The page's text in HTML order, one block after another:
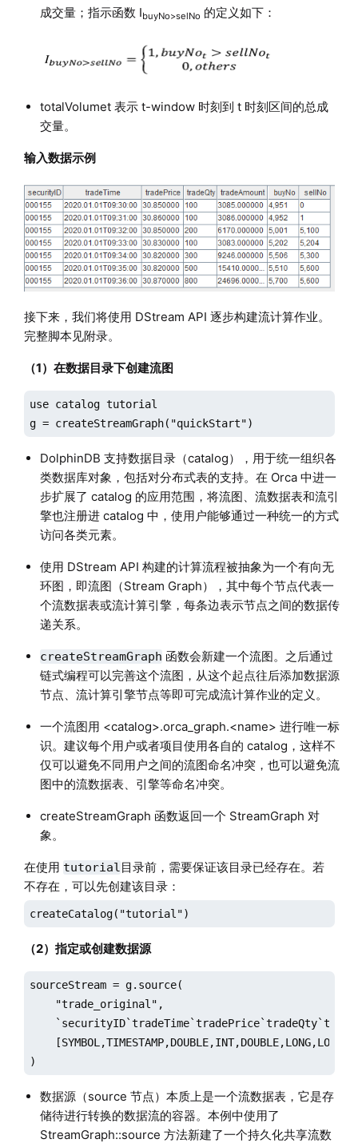
成交量；指示函数 IbuyNo>selNo 的定义如下：
totalVolumet 表示 t-window 时刻到 t 时刻区间的总成
交量。
输入数据示例
接下来，我们将使用 DStream API 逐步构建流计算作业。
完整脚本见附录。
（1）在数据目录下创建流图
use catalog tutorial
g = createStreamGraph("quickStart")
DolphinDB 支持数据目录（catalog），用于统一组织各
类数据库对象，包括对分布式表的支持。在 Orca 中进一
步扩展了 catalog 的应用范围，将流图、流数据表和流引
擎也注册进 catalog 中，使用户能够通过一种统一的方式
访问各类元素。
使用 DStream API 构建的计算流程被抽象为一个有向无
环图，即流图（Stream Graph），其中每个节点代表一
个流数据表或流计算引擎，每条边表示节点之间的数据传
递关系。
createStreamGraph 函数会新建一个流图。之后通过
链式编程可以完善这个流图，从这个起点往后添加数据源
节点、流计算引擎节点等即可完成流计算作业的定义。
一个流图用 <catalog>.orca_graph.<name> 进行唯一标
识。建议每个用户或者项目使用各自的 catalog，这样不
仅可以避免不同用户之间的流图命名冲突，也可以避免流
图中的流数据表、引擎等命名冲突。
createStreamGraph 函数返回一个 StreamGraph 对
象。
在使用 tutorial目录前，需要保证该目录已经存在。若
不存在，可以先创建该目录：
createCatalog("tutorial")
（2）指定或创建数据源
sourceStream = g.source(
    "trade_original",
    [SYMBOL,TIMESTAMP,DOUBLE,INT,DOUBLE,LONG,LONG]
)
数据源（source 节点）本质上是一个流数据表，它是存
储待进行转换的数据流的容器。本例中使用了
StreamGraph::source 方法新建了一个持久化共享流数